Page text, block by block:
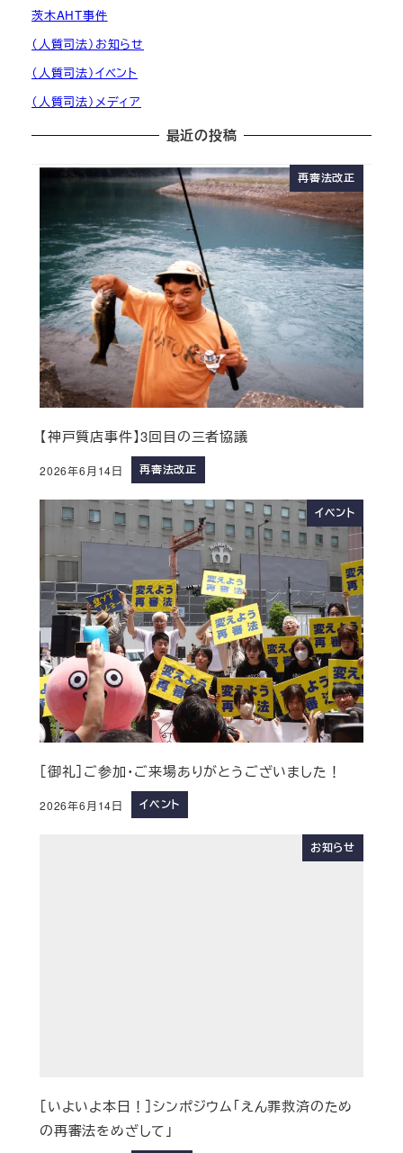
茨木AHT事件
（人質司法）お知らせ
（人質司法）イベント
（人質司法）メディア
最近の投稿
再審法改正
【神戸質店事件】3回目の三者協議
2026年6月14日 再審法改正
イベント
［御礼］ご参加・ご来場ありがとうございました！
2026年6月14日 イベント
お知らせ
［いよいよ本日！］シンポジウム「えん罪救済のため
の再審法をめざして」